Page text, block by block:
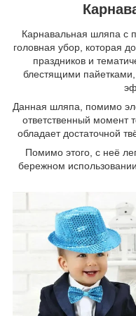
Карнавальная шляпа с
головная убор, которая
праздников и
блестящими
Данная шляпа, помимо
ответственный момент
обладает достаточной
Помимо этого, с неё
бережном